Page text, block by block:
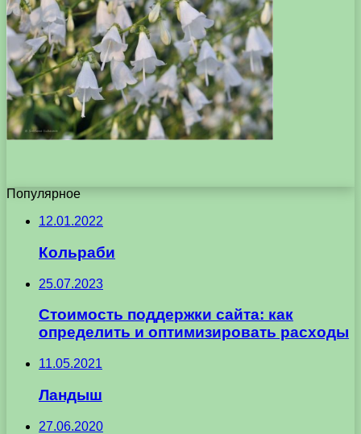
Популярное
12.01.2022
Кольраби
25.07.2023
Стоимость поддержки сайта: как
определить и оптимизировать расходы
11.05.2021
Ландыш
27.06.2020